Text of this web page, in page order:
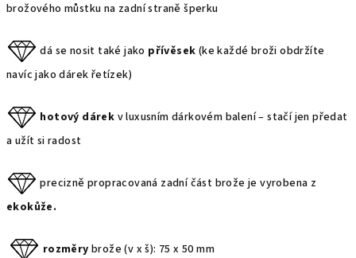
brožového můstku na zadní straně šperku
dá se nosit také jako přívěsek (ke každé broži obdržíte
navíc jako dárek řetízek)
hotový dárek v luxusním dárkovém balení – stačí jen předat
a užít si radost
precizně propracovaná zadní část brože je vyrobena z
ekokůže.
rozměry brože (v x š): 75 x 50 mm